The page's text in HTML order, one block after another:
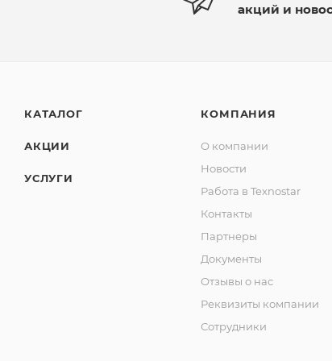
акций и
КАТАЛОГ
АКЦИИ
УСЛУГИ
КОМПАНИЯ
О компании
Новости
Работа в Texnostar
Контакты
Партнеры
Документы
Отзывы о нас
Реквизиты компании
Сотрудники